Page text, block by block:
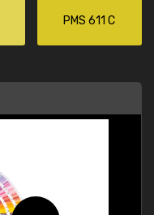
PMS 611 C